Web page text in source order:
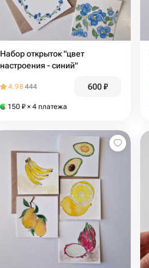
Набор открыток "цвет
настроения - синий"
4.98444 600₽
150 ₽ × 4 платежа